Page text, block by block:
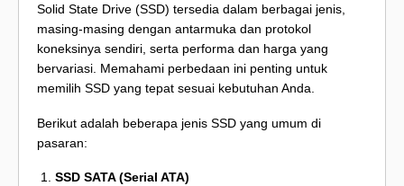
Solid State Drive (SSD) tersedia dalam berbagai jenis,
masing-masing dengan antarmuka dan protokol
koneksinya sendiri, serta performa dan harga yang
bervariasi. Memahami perbedaan ini penting untuk
memilih SSD yang tepat sesuai kebutuhan Anda.
Berikut adalah beberapa jenis SSD yang umum di
pasaran:
SSD SATA (Serial ATA)